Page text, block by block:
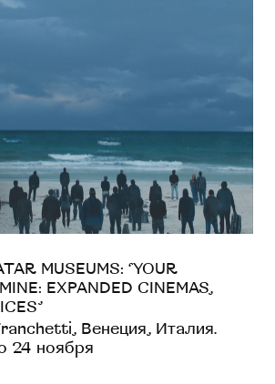
MUSEUMS: ‘YOUR
EXPANDED CINEMAS,
Венеция, Италия.
24 ноября